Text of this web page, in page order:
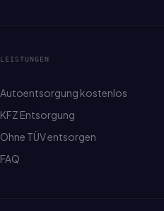
LEISTUNGEN
Autoentsorgung kostenlos
KFZ Entsorgung
Ohne TÜV entsorgen
FAQ